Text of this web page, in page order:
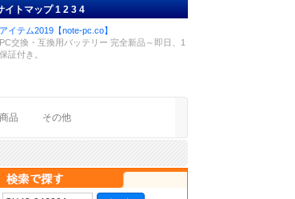
イトマップ 1234
イテム2019【note-pc.co】
交換・互換用バッテリー 完全新品～即日、1
証付き。
品 その他